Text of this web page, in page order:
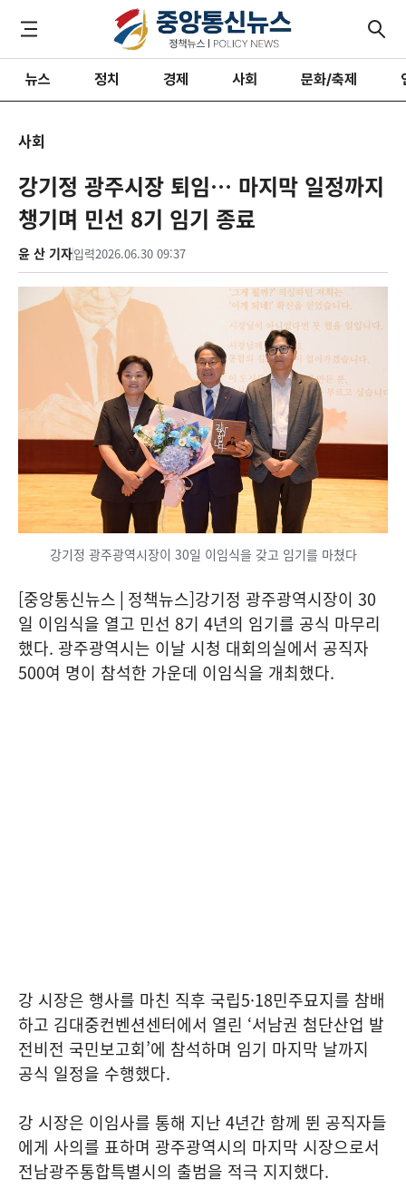
뉴스 정치 경제 사회 문화/축제
사회
강기정 광주시장 퇴임… 마지막 일정까지
챙기며 민선 8기 임기 종료
윤 산 기자입력2026.06.30 09:37
강기정 광주광역시장이 30일 이임식을 갖고 임기를 마쳤다
[중앙통신뉴스│정책뉴스]강기정 광주광역시장이 30
일 이임식을 열고 민선 8기 4년의 임기를 공식 마무리
했다. 광주광역시는 이날 시청 대회의실에서 공직자
500여 명이 참석한 가운데 이임식을 개최했다.
강 시장은 행사를 마친 직후 국립5·18민주묘지를 참배
하고 김대중컨벤션센터에서 열린 ‘서남권 첨단산업 발
전비전 국민보고회’에 참석하며 임기 마지막 날까지
공식 일정을 수행했다.
강 시장은 이임사를 통해 지난 4년간 함께 뛴 공직자들
에게 사의를 표하며 광주광역시의 마지막 시장으로서
전남광주통합특별시의 출범을 적극 지지했다.